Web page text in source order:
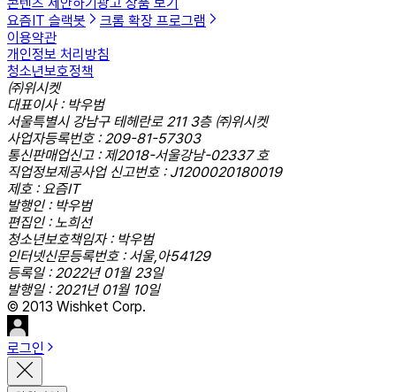
요즘IT 슬랙봇
크롬 확장 프로그램
이용약관
개인정보 처리방침
청소년보호정책
㈜위시켓
대표이사 : 박우범
서울특별시 강남구 테헤란로 211 3층 ㈜위시켓
사업자등록번호 : 209-81-57303
통신판매업신고 : 제2018-서울강남-02337 호
직업정보제공사업 신고번호 : J1200020180019
제호 : 요즘IT
발행인 : 박우범
편집인 : 노희선
청소년보호책임자 : 박우범
인터넷신문등록번호 : 서울,아54129
등록일 : 2022년 01월 23일
발행일 : 2021년 01월 10일
© 2013 Wishket Corp.
로그인